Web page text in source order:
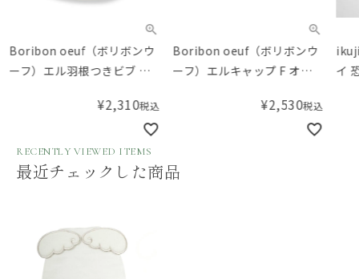
Boribon oeuf（ボリボンウ
ーフ）エル羽根つきビブ グ
¥2,310税込
Boribon oeuf（ボリボンウ
ーフ）エルキャップ F オフ
¥2,530税込
イ
RECENTLY VIEWED ITEMS
最近チェックした商品